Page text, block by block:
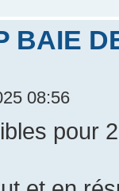
BAIE
08:56
pour